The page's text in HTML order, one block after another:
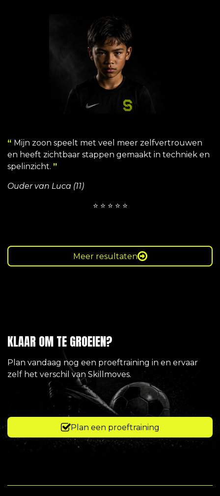
“ Mijn zoon speelt met veel meer zelfvertrouwen
en heeft zichtbaar stappen gemaakt in techniek en
spelinzicht. ”
Ouder van Luca (11)
⭐ ⭐ ⭐ ⭐ ⭐
Meer resultaten
KLAAR OM TE GROEIEN?
Plan vandaag nog een proeftraining in en ervaar
zelf het verschil van Skillmoves.
Plan een proeftraining